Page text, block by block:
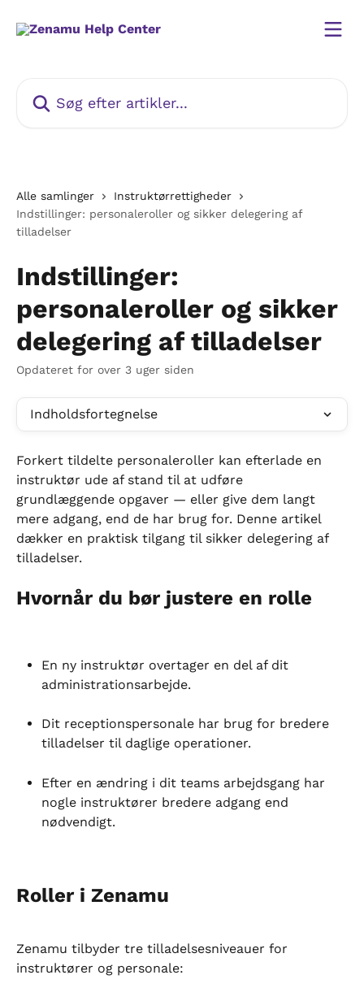
Alle samlinger
Instruktørrettigheder
Indstillinger: personaleroller og sikker delegering af
tilladelser
Indstillinger:
personaleroller og sikker
delegering af tilladelser
Opdateret for over 3 uger siden
Indholdsfortegnelse
Forkert tildelte personaleroller kan efterlade en
instruktør ude af stand til at udføre
grundlæggende opgaver — eller give dem langt
mere adgang, end de har brug for. Denne artikel
dækker en praktisk tilgang til sikker delegering af
tilladelser.
Hvornår du bør justere en rolle
En ny instruktør overtager en del af dit
administrationsarbejde.
Dit receptionspersonale har brug for bredere
tilladelser til daglige operationer.
Efter en ændring i dit teams arbejdsgang har
nogle instruktører bredere adgang end
nødvendigt.
Roller i Zenamu
Zenamu tilbyder tre tilladelsesniveauer for
instruktører og personale: